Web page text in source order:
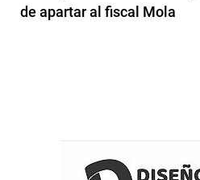
de apartar al fiscal Mola